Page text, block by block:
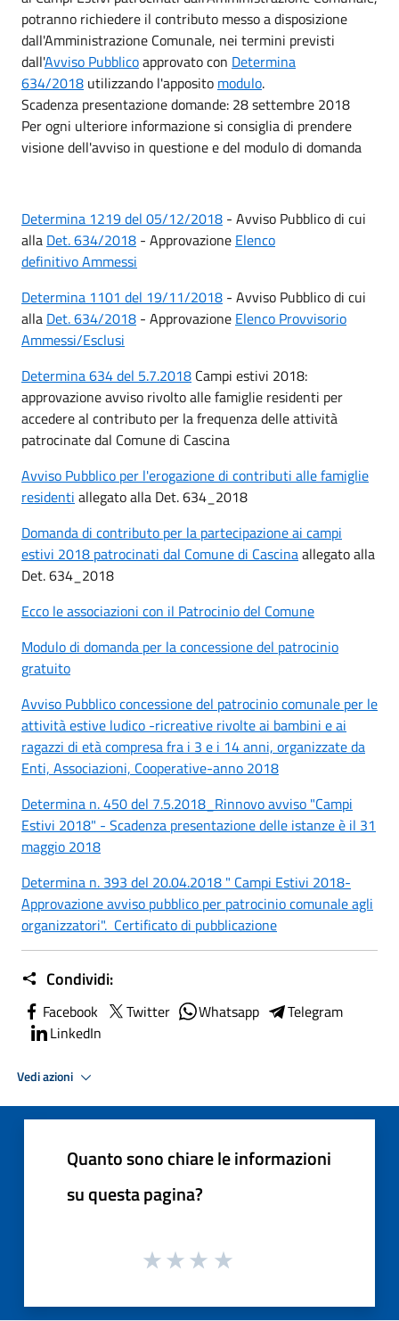
potranno richiedere il contributo messo a disposizione
dall'Amministrazione Comunale, nei termini previsti
dall'Avviso Pubblicoapprovato con Determina
634/2018 utilizzando l'apposito modulo.
Scadenza presentazione domande: 28 settembre 2018
Per ogni ulteriore informazione si consiglia di prendere
visione dell'avviso in questione e del modulo di domanda
Determina 1219 del 05/12/2018 - Avviso Pubblico di cui
alla Det. 634/2018 - Approvazione Elenco
definitivo Ammessi
Determina 1101 del 19/11/2018 - Avviso Pubblico di cui
alla Det. 634/2018 - Approvazione Elenco Provvisorio
Ammessi/Esclusi
Determina 634 del 5.7.2018 Campi estivi 2018:
approvazione avviso rivolto alle famiglie residenti per
accedere al contributo per la frequenza delle attività
patrocinate dal Comune di Cascina
Avviso Pubblico per l'erogazione di contributi alle famiglie
residenti allegato alla Det. 634_2018
Domanda di contributo per la partecipazione ai campi
estivi 2018 patrocinati dal Comune di Cascinaallegato alla
Det. 634_2018
Ecco le associazioni con il Patrocinio del Comune
Modulo di domanda per la concessione del patrocinio
gratuito
Avviso Pubblico concessione del patrocinio comunale per le
attività estive ludico -ricreative rivolte ai bambini e ai
ragazzi di età compresa fra i 3 e i 14 anni, organizzate da
Enti, Associazioni, Cooperative-anno 2018
Determina n. 450 del 7.5.2018_Rinnovo avviso "Campi
Estivi 2018" - Scadenza presentazione delle istanze è il 31
maggio 2018
Determina n. 393 del 20.04.2018 " Campi Estivi 2018-
Approvazione avviso pubblico per patrocinio comunale agli
organizzatori". Certificato di pubblicazione
Condividi:
Facebook Twitter Whatsapp
Telegram
LinkedIn
Vedi azioni
Quanto sono chiare le informazioni
su questa pagina?